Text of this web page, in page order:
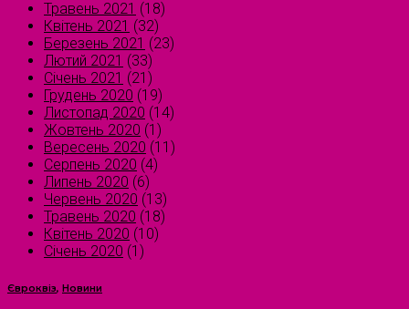
Травень 2021 (18)
Квітень 2021 (32)
Березень 2021 (23)
Лютий 2021 (33)
Січень 2021 (21)
Грудень 2020 (19)
Листопад 2020 (14)
Жовтень 2020 (1)
Вересень 2020 (11)
Серпень 2020 (4)
Липень 2020 (6)
Червень 2020 (13)
Травень 2020 (18)
Квітень 2020 (10)
Січень 2020 (1)
Євроквіз, Новини